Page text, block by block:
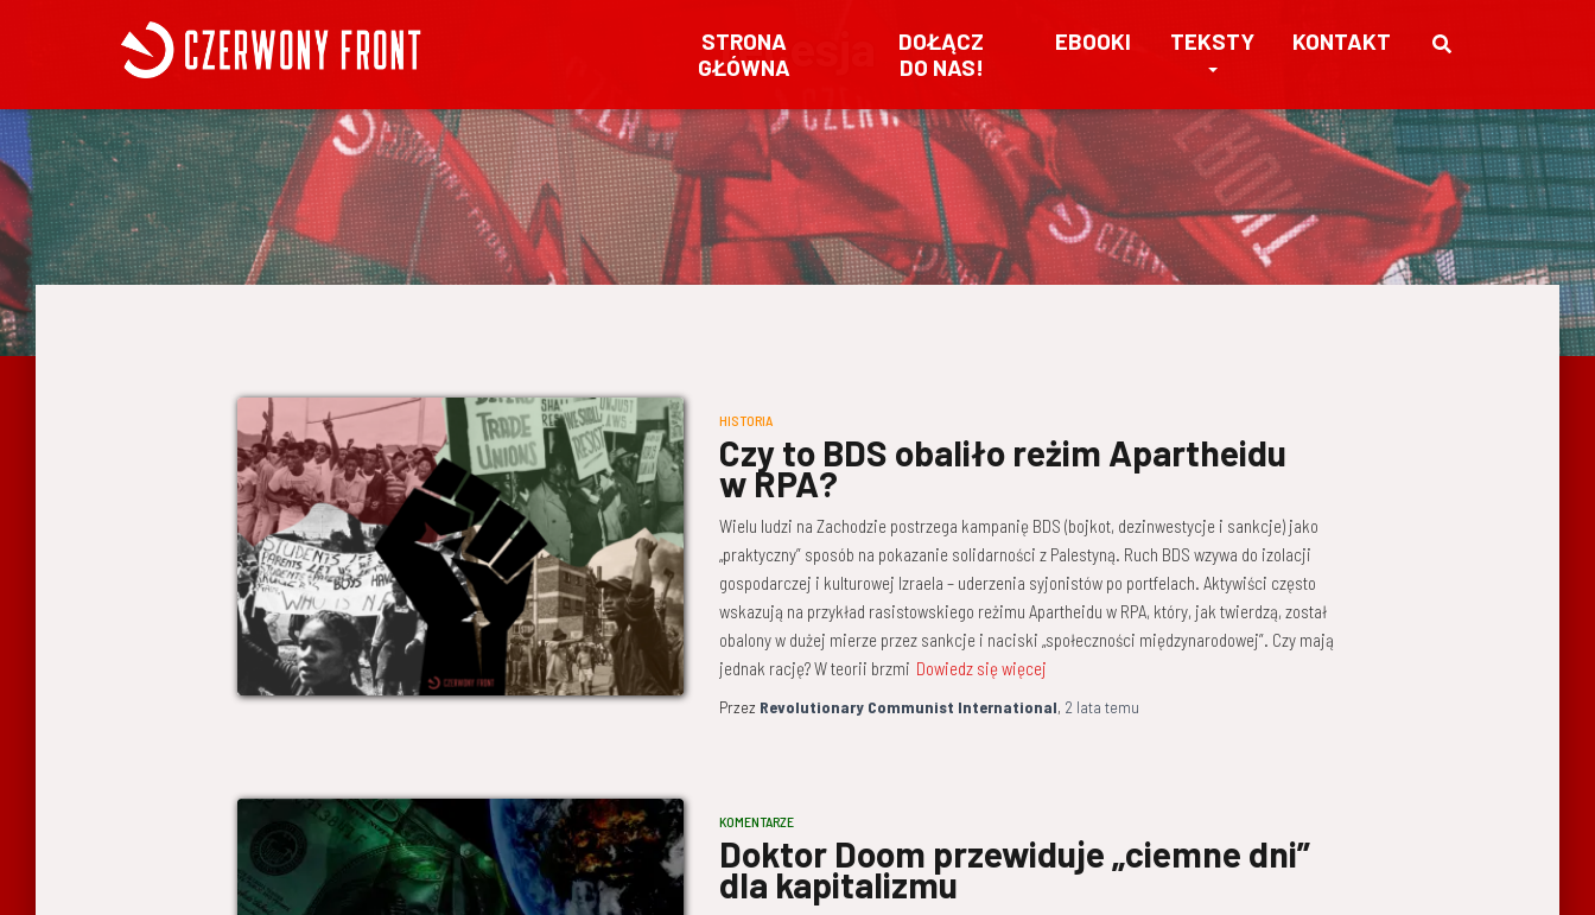
STRONA
GŁÓWNA
DOŁĄCZ
DO NAS!
EBOOKI TEKSTY KONTAKT
recesja
HISTORIA
Czy to BDS obaliło reżim Apartheidu
w RPA?
Wielu ludzi na Zachodzie postrzega kampanię BDS (bojkot, dezinwestycje i sankcje) jako
„praktyczny” sposób na pokazanie solidarności z Palestyną. Ruch BDS wzywa do izolacji
gospodarczej i kulturowej Izraela – uderzenia syjonistów po portfelach. Aktywiści często
wskazują na przykład rasistowskiego reżimu Apartheidu w RPA, który, jak twierdzą, został
obalony w dużej mierze przez sankcje i naciski „społeczności międzynarodowej”. Czy mają
jednak rację? W teorii brzmi Dowiedz się więcej
Przez Revolutionary Communist International, 2 lata temu
KOMENTARZE
Doktor Doom przewiduje „ciemne dni”
dla kapitalizmu